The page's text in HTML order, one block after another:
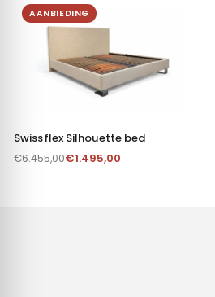
AANBIEDING
Swissflex Silhouette bed
€6.455,00€1.495,00